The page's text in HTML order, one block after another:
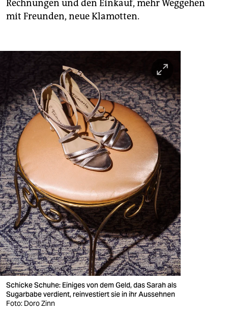
Rechnungen und den Einkauf, mehr Weggehen
mit Freunden, neue Klamotten.
Schicke Schuhe: Einiges von dem Geld, das Sarah als
Sugarbabe verdient, reinvestiert sie in ihr Aussehnen
Foto: Doro Zinn